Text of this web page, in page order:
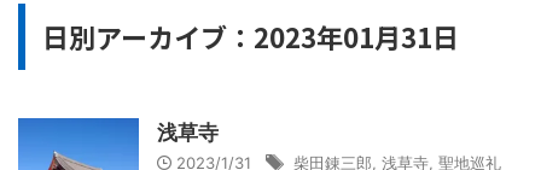
日別アーカイブ：2023年01月31日
浅草寺
2023/1/31 柴田錬三郎 浅草寺 聖地巡礼